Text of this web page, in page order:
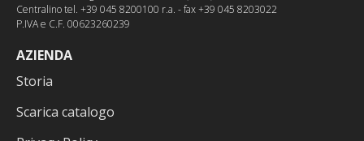
Centralino tel. +39 045 8200100 r.a. - fax +39 045 8203022
P.IVA e C.F. 00623260239
AZIENDA
Storia
Scarica catalogo